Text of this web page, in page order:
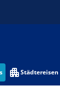
Städtereisen